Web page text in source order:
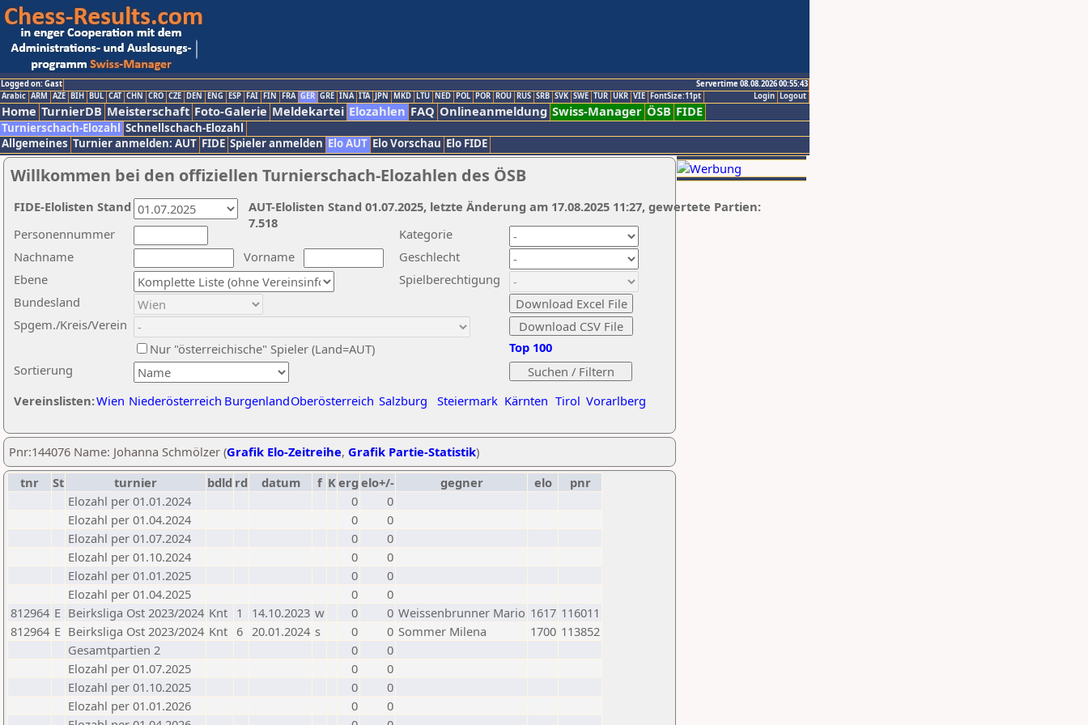
Logged on: Gast
Servertime 08.08.2026 00:55:43
Logout
Login
Arabic ARM AZE BIH BUL CAT CHN CRO CZE DEN ENG ESP FAI FIN FRA GER GRE INA ITA JPN MKD LTU NED POL POR ROU RUS SRB SVK SWE TUR UKR VIE FontSize:11pt
Home TurnierDB Meisterschaft Foto-Galerie Meldekartei Elozahlen FAQ Onlineanmeldung Swiss-Manager ÖSB FIDE
Turnierschach-Elozahl Schnellschach-Elozahl
Allgemeines Turnier anmelden: AUT FIDE Spieler anmelden Elo AUT Elo Vorschau Elo FIDE
Willkommen bei den offiziellen Turnierschach-Elozahlen des ÖSB
Nachname
Vorname
Ebene
Kategorie
Sortierung
Personennummer
Bundesland
Spgem./Kreis/Verein
Geschlecht
Nur "österreichische" Spieler (Land=AUT)
Spielberechtigung
Vereinslisten:Wien Niederösterreich BurgenlandOberösterreich Salzburg Steiermark Kärnten Tirol Vorarlberg
Top 100
AUT-Elolisten Stand 01.07.2025, letzte Änderung am 17.08.2025 11:27, gewertete Partien:
7.518
FIDE-Elolisten Stand
Pnr:144076 Name: Johanna Schmölzer (Grafik Elo-Zeitreihe, Grafik Partie-Statistik)
tnr
St turnier bdld rd datum f Kerg elo+/- gegner elo
pnr
Elozahl per 01.01.2024
0
0
Elozahl per 01.04.2024
0
0
Elozahl per 01.07.2024
0
0
Elozahl per 01.10.2024
0
0
Elozahl per 01.01.2025
0
0
Elozahl per 01.04.2025
0
0
812964 E Beirksliga Ost 2023/2024 Knt 1 14.10.2023 w 0 0 Weissenbrunner Mario 1617 116011
812964 E Beirksliga Ost 2023/2024 Knt 6 20.01.2024 s 0 0 Sommer Milena 1700 113852
Gesamtpartien 2
0
0
Elozahl per 01.07.2025
0
0
Elozahl per 01.10.2025
0
0
Elozahl per 01.01.2026
0
0